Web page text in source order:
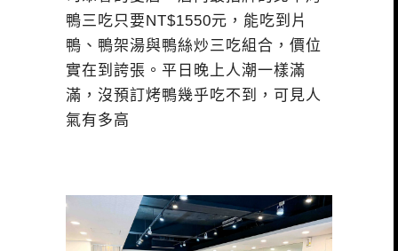
鴨三吃只要NT$1550元，能吃到片
鴨、鴨架湯與鴨絲炒三吃組合，價位
實在到誇張。平日晚上人潮一樣滿
滿，沒預訂烤鴨幾乎吃不到，可見人
氣有多高